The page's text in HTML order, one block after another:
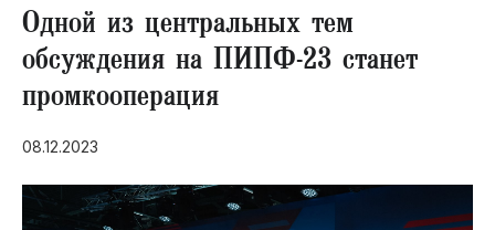
СВО
Выборы в Пермском крае
Социальная поддержка
Инфраструктура
Благоустройство
Одной из центральных тем
обсуждения на ПИПФ-23 станет
промкооперация
08.12.2023